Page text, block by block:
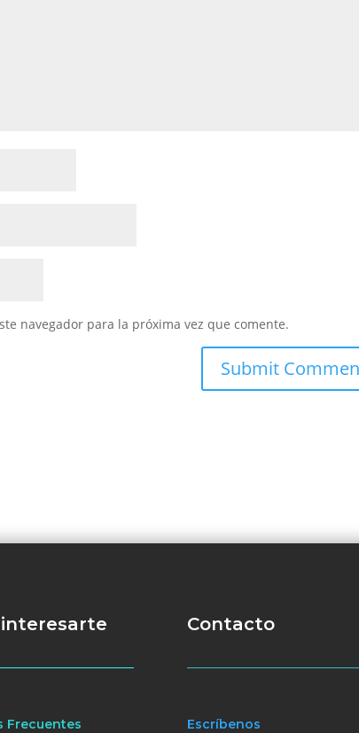
navegador para la próxima vez que comente.
Frecuentes
Contacto
Escríbenos